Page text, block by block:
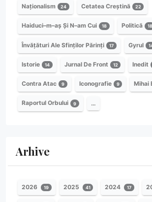
Naționalism 24 Cetatea Creștină 22
Haiduci–m–aș Și N–am Cui 18 Politică 18
Învățături Ale Sfinților Părinți 17 Gyrul
Istorie 14 Jurnal De Front 12 Inedit
Contra Atac 9 Iconografie 9 Mihai
Raportul Orbului 9 …
Arhive
2026 19 2025 41 2024 17